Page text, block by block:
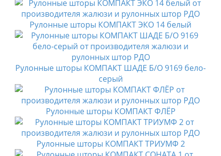
Рулонные шторы КОМПАКТ ЭКО 14 белый
Рулонные шторы КОМПАКТ ШАДЕ Б/О 9169 бело-
серый
Рулонные шторы КОМПАКТ ФЛЁР
Рулонные шторы КОМПАКТ ТРИУМФ 2